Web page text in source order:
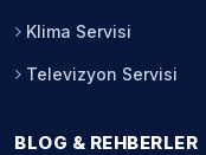
Klima Servisi
Televizyon Servisi
BLOG & REHBERLER